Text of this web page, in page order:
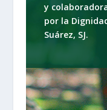
y
por la
Suárez, SJ.